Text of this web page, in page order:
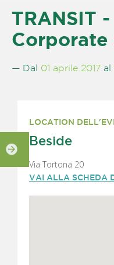
TRANSIT
Corporate
— Dal 01 aprile 2017 al
LOCATION
Beside
Via Tortona 20
VAI ALLA SCHEDA